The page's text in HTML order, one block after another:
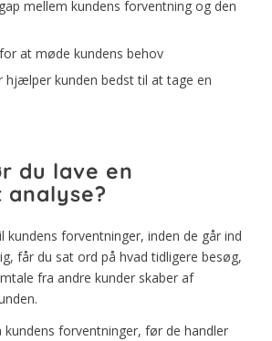
mellem kundens forventning og den
at møde kundens behov
hjælper kunden bedst til at tage en
du lave en
kundens forventninger, inden de går ind
får du sat ord på hvad tidligere besøg,
fra andre kunder skaber af
forventninger, før de handler